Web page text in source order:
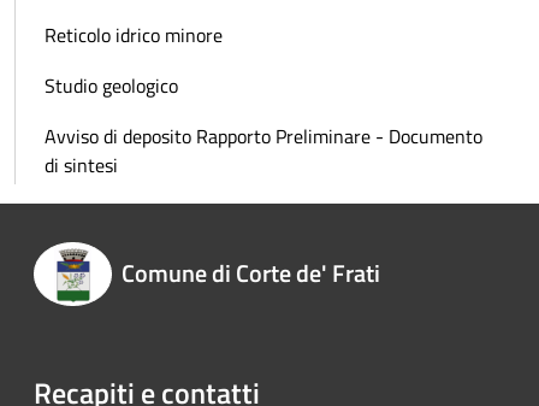
Reticolo idrico minore
Studio geologico
Avviso di deposito Rapporto Preliminare - Documento
di sintesi
Comune di Corte de' Frati
Recapiti e contatti